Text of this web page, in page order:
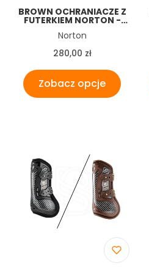
BROWN OCHRANIACZE Z
FUTERKIEM NORTON -
SHEEPSKIN TENDON
Producent
Norton
Cena
280,00 zł
Zobacz opcje